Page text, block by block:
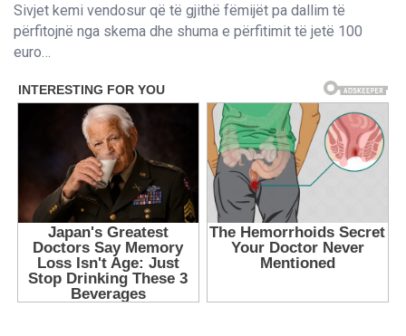
Sivjet kemi vendosur që të gjithë fëmijët pa dallim të
përfitojnë nga skema dhe shuma e përfitimit të jetë 100
euro…